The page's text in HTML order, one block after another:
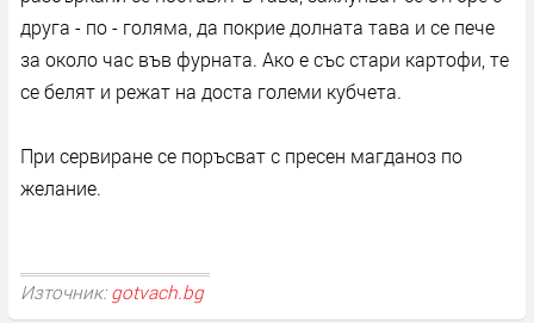
друга - по - голяма, да покрие долната тава и се пече
за около час във фурната. Ако е със стари картофи, те
се белят и режат на доста големи кубчета.
При сервиране се поръсват с пресен магданоз по
желание.
Източник: gotvach.bg